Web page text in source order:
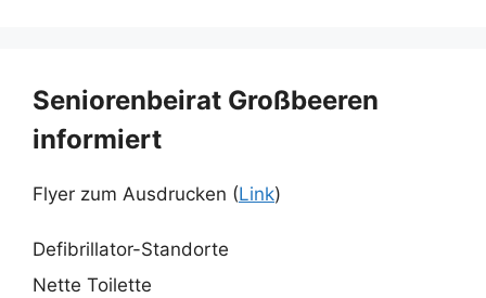
Seniorenbeirat Großbeeren
informiert
Flyer zum Ausdrucken (Link)
Defibrillator-Standorte
Nette Toilette